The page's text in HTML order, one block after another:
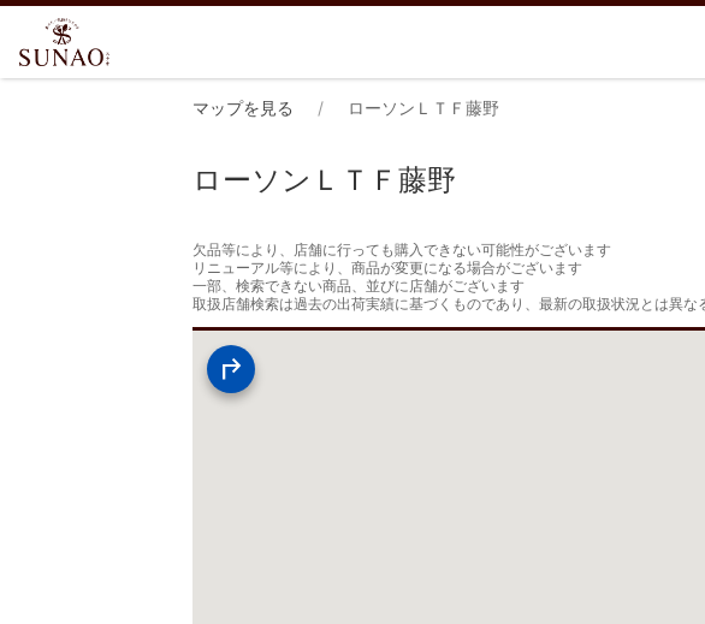
マップを見る ローソンＬＴＦ藤野
ローソンＬＴＦ藤野
欠品等により、店舗に行っても購入できない可能性がございます
リニューアル等により、商品が変更になる場合がございます
一部、検索できない商品、並びに店舗がございます
取扱店舗検索は過去の出荷実績に基づくものであり、最新の取扱状況とは異な